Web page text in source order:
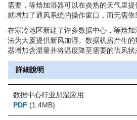
需要，等焓加湿器可以在炎热的天气里
就增加了通风系统的操作窗口，而无需依
在寒冷地区新建了许多数据中心，等焓
法为大厦提供新风加湿。数据机房产生
器增加含湿量并将温度降至需要的供风状
詳細說明
数据中心行业加湿应用
PDF (1.4MB)